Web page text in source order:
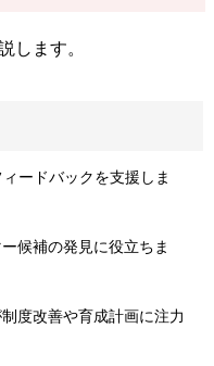
します。
ードバックを支援しま
候補の発見に役立ちま
度改善や育成計画に注力